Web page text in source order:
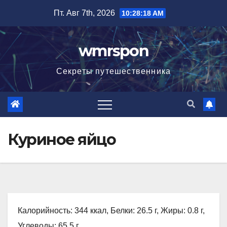
содержимому
Пт. Авг 7th, 2026 10:28:19 AM
wmrspon
Секреты путешественника
Куриное яйцо
Калорийность: 344 ккал, Белки: 26.5 г, Жиры: 0.8 г,